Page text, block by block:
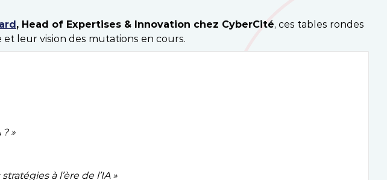
, Head of Expertises & Innovation chez CyberCité, ces tables rondes
leur vision des mutations en cours.
»
à l’ère de l’IA »